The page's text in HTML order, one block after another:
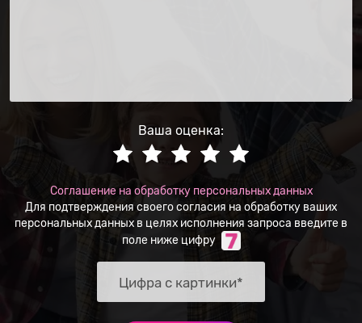
Ваша оценка:
Соглашение на обработку персональных данных
Для подтверждения своего согласия на обработку ваших
персональных данных в целях исполнения запроса введите в
поле ниже цифру